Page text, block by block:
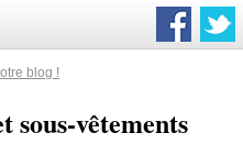
blog !
sous-vêtements